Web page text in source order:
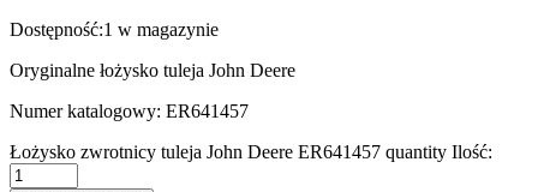
Dostępność:1 w magazynie
Oryginalne łożysko tuleja John Deere
Numer katalogowy: ER641457
Łożysko zwrotnicy tuleja John Deere ER641457 quantity Ilość: